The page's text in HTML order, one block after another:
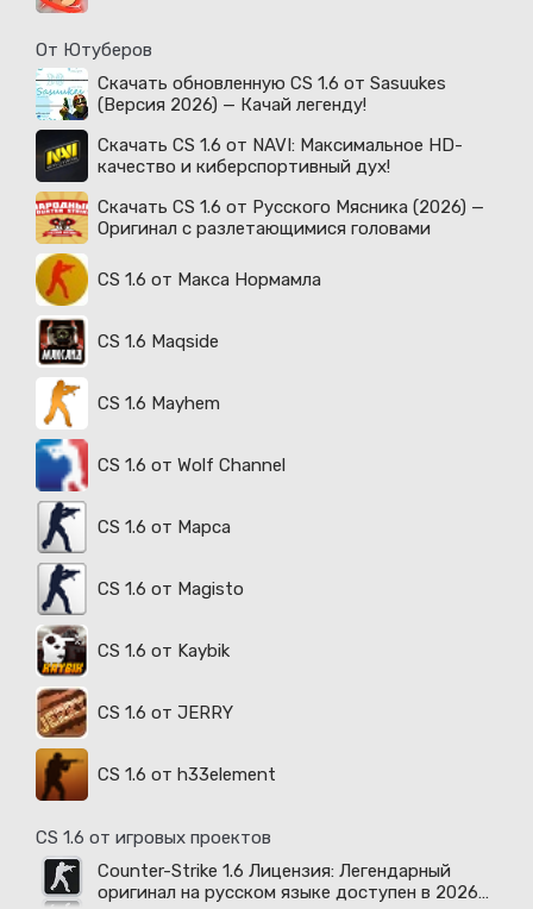
От Ютуберов
Скачать обновленную CS 1.6 от Sasuukes
(Версия 2026) — Качай легенду!
Скачать CS 1.6 от NAVI: Максимальное HD-
качество и киберспортивный дух!
Скачать CS 1.6 от Русского Мясника (2026) —
Оригинал с разлетающимися головами
CS 1.6 от Макса Нормамла
CS 1.6 Maqside
CS 1.6 Mayhem
CS 1.6 от Wolf Channel
CS 1.6 от Марса
CS 1.6 от Magisto
CS 1.6 от Kaybik
CS 1.6 от JERRY
CS 1.6 от h33element
CS 1.6 от игровых проектов
Counter-Strike 1.6 Лицензия: Легендарный
оригинал на русском языке доступен в 2026